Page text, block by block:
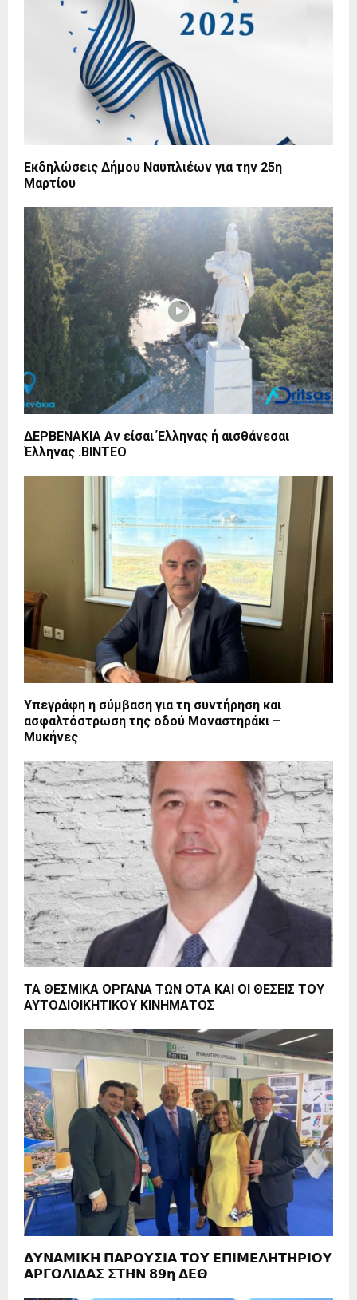
Εκδηλώσεις Δήμου Ναυπλιέων για την 25η
Μαρτίου
ΔΕΡΒΕΝΑΚΙΑ Αν είσαι Έλληνας ή αισθάνεσαι
Έλληνας .ΒΙΝΤΕΟ
Υπεγράφη η σύμβαση για τη συντήρηση και
ασφαλτόστρωση της οδού Μοναστηράκι –
Μυκήνες
ΤΑ ΘΕΣΜΙΚΑ ΟΡΓΑΝΑ ΤΩΝ ΟΤΑ ΚΑΙ ΟΙ ΘΕΣΕΙΣ ΤΟΥ
ΑΥΤΟΔΙΟΙΚΗΤΙΚΟΥ ΚΙΝΗΜΑΤΟΣ
𝝙𝝪𝝢𝝖𝝡𝝞𝝟𝝜 𝝥𝝖𝝦𝝤𝝪𝝨𝝞𝝖 𝝩𝝤𝝪 𝝚𝝥𝝞𝝡𝝚𝝠𝝜𝝩𝝜𝝦𝝞𝝤𝝪
𝝖𝝦𝝘𝝤𝝠𝝞𝝙𝝖𝝨 𝝨𝝩𝝜𝝢 𝟴𝟵𝝶 𝝙𝝚𝝝